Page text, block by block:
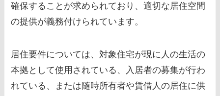
確保することが求められており、適切な居住空間
の提供が義務付けられています。
居住要件については、対象住宅が現に人の生活の
本拠として使用されている、入居者の募集が行わ
れている、または随時所有者や賃借人の居住に供